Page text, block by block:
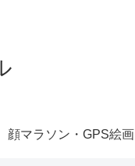
顔マラソン・GPS絵画